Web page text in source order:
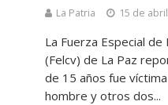
La Patria 15 de
La Fuerza Especial de
(Felcv) de La Paz
de 15 años fue
hombre y otros dos...